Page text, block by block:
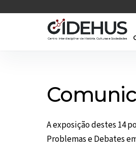
A exposição destes 14
Problemas e Debates